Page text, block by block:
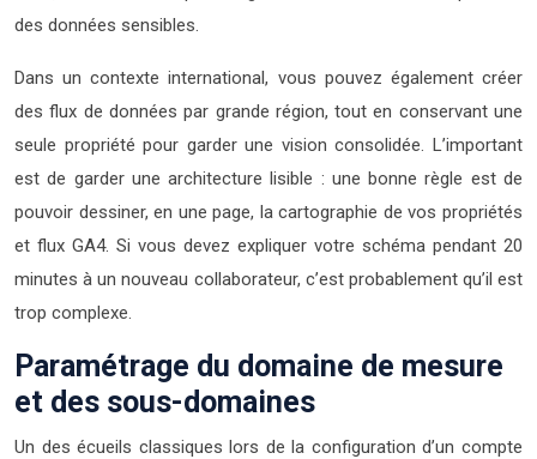
des données sensibles.
Dans un contexte international, vous pouvez également créer
des flux de données par grande région, tout en conservant une
seule propriété pour garder une vision consolidée. L’important
est de garder une architecture lisible : une bonne règle est de
pouvoir dessiner, en une page, la cartographie de vos propriétés
et flux GA4. Si vous devez expliquer votre schéma pendant 20
minutes à un nouveau collaborateur, c’est probablement qu’il est
trop complexe.
Paramétrage du domaine de mesure
et des sous-domaines
Un des écueils classiques lors de la configuration d’un compte